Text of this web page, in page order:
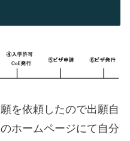
を依頼したので出願自
ホームページにて自分